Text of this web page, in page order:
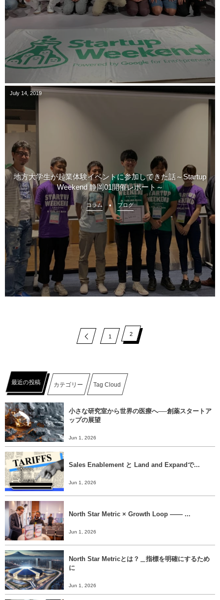
July 14 2019
地方大学生が起業体験イベントに参加してきた話～Startup
Weekend 静岡01開催レポート～
コラム ブログ
1 2
最近の投稿 カテゴリー Tag Cloud
小さな研究室から世界の医療へ──創薬スタートア
ップの展望
Jun 1, 2026
Sales Enablement と Land and Expandで...
Jun 1, 2026
North Star Metric × Growth Loop ―― ...
Jun 1, 2026
North Star Metricとは？＿指標を明確にするため
に
Jun 1, 2026